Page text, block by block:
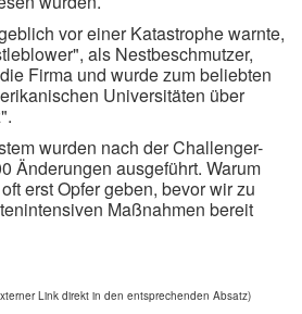
vor einer Katastrophe warnte,
als Nestbeschmutzer,
Firma und wurde zum beliebten
Universitäten über
wurden nach der Challenger-
Änderungen ausgeführt. Warum
erst Opfer geben, bevor wir zu
Maßnahmen bereit
Link direkt in den entsprechenden Absatz)